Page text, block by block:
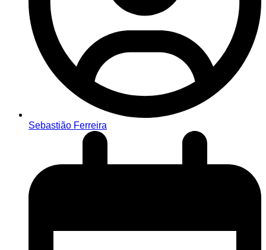
Sebastião Ferreira